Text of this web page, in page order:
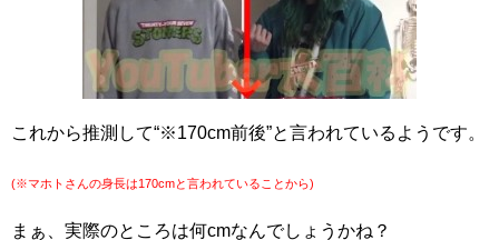
これから推測して“※170cm前後”と言われているようです。
(※マホトさんの身長は170cmと言われていることから)
まぁ、実際のところは何cmなんでしょうかね？